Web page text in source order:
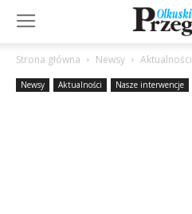
Strona główna Newsy Aktualności
Newsy Aktualności Nasze interwencje